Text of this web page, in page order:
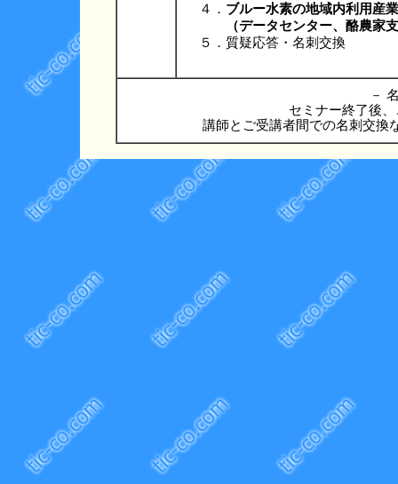
４． ブルー水素の地域内利用産
（データセンター、酪農家支
５．質疑応答・名刺交換
－
セミナー終了後
講師とご受講者間での名刺交換